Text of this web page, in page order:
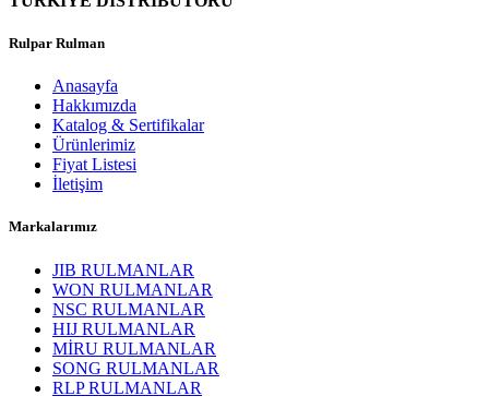
Rulpar Rulman
Anasayfa
Hakkımızda
Katalog & Sertifikalar
Ürünlerimiz
Fiyat Listesi
İletişim
Markalarımız
JIB RULMANLAR
WON RULMANLAR
NSC RULMANLAR
HIJ RULMANLAR
MİRU RULMANLAR
SONG RULMANLAR
RLP RULMANLAR